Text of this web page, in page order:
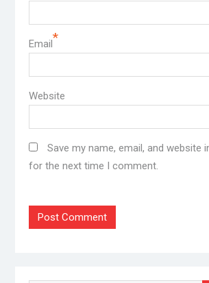
Email*
Website
Save my name, email, and website
for the next time I comment.